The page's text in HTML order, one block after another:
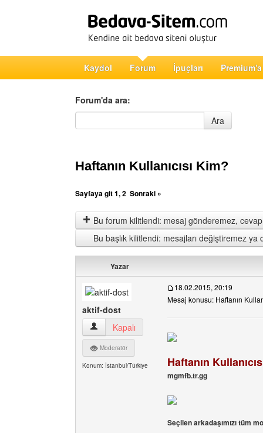
Kaydol Forum İpuçları
Forum'da ara:
Forum'da ara
Ara
Haftanın Kullanıcısı Kim?
Sayfaya git1,2 Sonraki »
Bu forum kilitlendi: mesaj gönderemez,
Bu başlık kilitlendi: mesajları değiştiremez ya
Yazar
aktif-dost
aktif-dost Kullanıcının profilini görüntüle
Kapalı
Moderatör
Konum: İstanbul/Türkiye
18.02.2015, 20:19
Mesaj konusu: Haftanın
Haftanın
mgmfb.tr.gg
Seçilen arkadaşımızı tüm